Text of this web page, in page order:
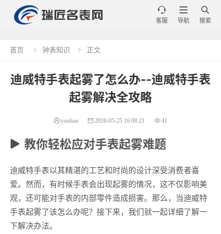

搜索

导航

客服
首页  钟表知识  正文
迪威特手表起雾了怎么办--迪威特手表
起雾解决全攻略
youhua 2026-05-25 16:08:21 41
教你轻松应对手表起雾难题
迪威特手表以其精湛的工艺和时尚的设计深受消费者喜
爱。然而，有时候手表会出现起雾的情况，这不仅影响美
观，还可能对手表的内部零件造成损害。那么，当迪威特
手表起雾了该怎么办呢？接下来，我们就一起详细了解一
下解决办法。